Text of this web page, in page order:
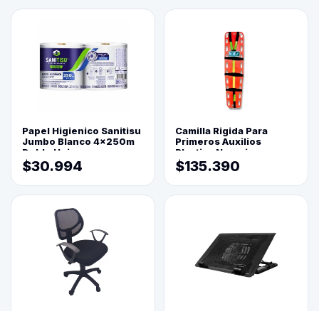
Papel Higienico Sanitisu
Jumbo Blanco 4x250m
Doble Hoja
$30.994
Camilla Rigida Para
Primeros Auxilios
Plastica Naranja
$135.390